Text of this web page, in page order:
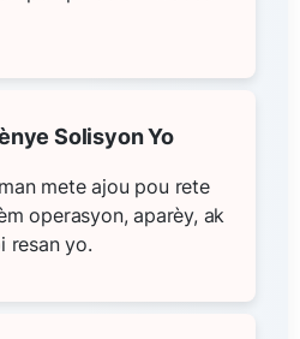
Solisyon Yo
mete ajou pou rete
operasyon, aparèy, ak
resan yo.